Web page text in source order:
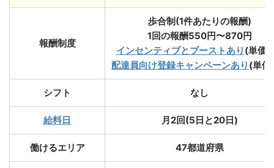
報酬制度
歩合制(1件あたりの報酬)
1回の報酬550円〜870円
インセンティブとブーストあり (単価
配達員向け登録キャンペーンあり (単価
シフト なし
給料日 月2回(5日と20日)
働けるエリア 47都道府県